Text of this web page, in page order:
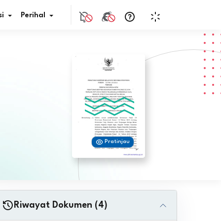
JDIH
Perihal
Pratinjau
Riwayat Dokumen (4)